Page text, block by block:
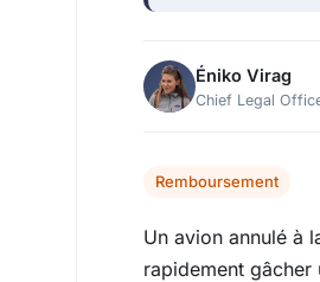
Éniko Virag
Chief Legal
Remboursement
Un avion annulé à
rapidement